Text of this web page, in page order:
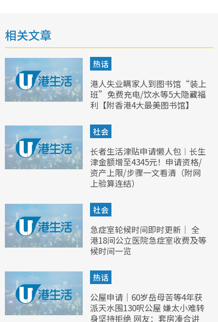
相关文章
热话
港人失业瞒家人到图书馆“装上
班”免费充电/饮水等5大隐藏福
利【附香港4大最美图书馆】
社会
长者生活津贴申请懒人包︱长生
津金额增至4345元！申请资格/
资产上限/步骤一文看清（附网
上验算连结）
社会
急症室轮候时间即时更新｜ 全
港18间公立医院急症室收费及等
候时间一览
热话
公屋申请｜60岁岳母苦等4年获
派天水围130呎公屋 嫌太小难转
身坚持拒绝 网友：套房凑合讲